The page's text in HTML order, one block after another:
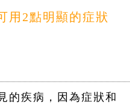
用2點明顯的症狀
的疾病，因為症狀和